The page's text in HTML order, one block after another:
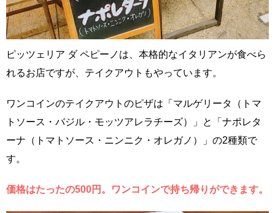
ピッツェリア ダ ペピーノは、本格的なイタリアンが食べら
れるお店ですが、テイクアウトもやっています。
ワンコインのテイクアウトのピザは「マルゲリータ（トマ
トソース・バジル・モッツアレラチーズ）」と「ナポレタ
ーナ（トマトソース・ニンニク・オレガノ）」の2種類で
す。
価格はたったの500円。ワンコインで持ち帰りができます。